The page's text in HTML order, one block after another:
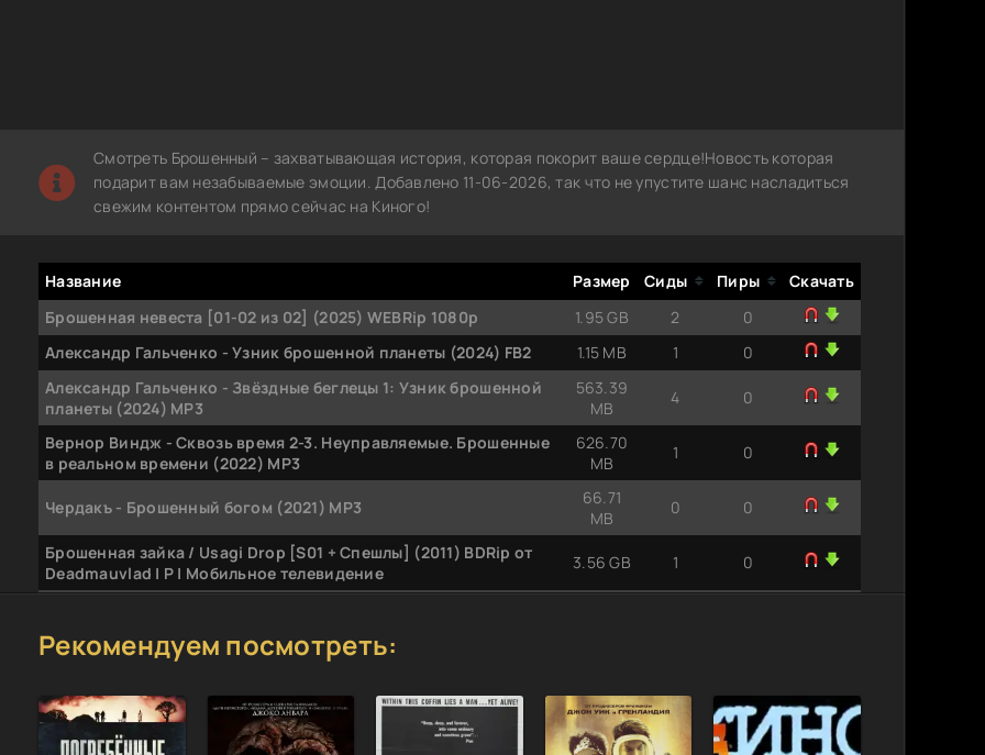
Смотреть Брошенный – захватывающая история, которая покорит ваше сердце!Новость которая
подарит вам незабываемые эмоции. Добавлено 11-06-2026, так что не упустите шанс насладиться
свежим контентом прямо сейчас на Киного!
Название Размер Сиды Пиры
Скачать
Брошенная невеста [01-02 из 02] (2025) WEBRip 1080p
1.95 GB 2
0
Александр Гальченко - Узник брошенной планеты (2024) FB2
1.15 MB 1
0
Александр Гальченко - Звёздные беглецы 1: Узник брошенной
планеты (2024) МР3
563.39
MB
4 0
Вернор Виндж - Сквозь время 2-3. Неуправляемые. Брошенные
в реальном времени (2022) MP3
626.70
MB
1 0
Чердакъ - Брошенный богом (2021) MP3
66.71
MB
0 0
Брошенная зайка / Usagi Drop [S01 + Спешлы] (2011) BDRip от
Deadmauvlad | P | Мобильное телевидение
3.56 GB 1 0
На самом деле. Объявился брошенный в роддоме 20-летний
На самом деле. На склоне лет: известный актер ищет
брошенного сына [эфир от 09.01] (2020) SATRip
797.19
MB
0
Рекомендуем посмотреть: